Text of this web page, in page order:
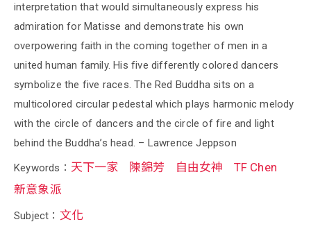
interpretation that would simultaneously express his
admiration for Matisse and demonstrate his own
overpowering faith in the coming together of men in a
united human family. His five differently colored dancers
symbolize the five races. The Red Buddha sits on a
multicolored circular pedestal which plays harmonic melody
with the circle of dancers and the circle of fire and light
behind the Buddha’s head. – Lawrence Jeppson
Keywords： 天下一家 陳錦芳 自由女神
TF Chen
新意象派
Subject： 文化